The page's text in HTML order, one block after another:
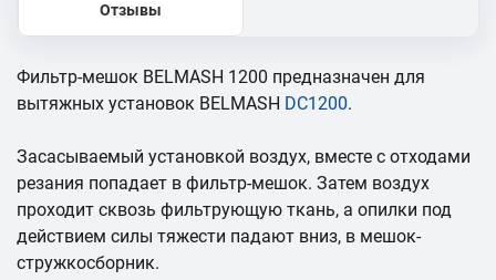
Отзывы
Фильтр-мешок BELMASH 1200 предназначен для
вытяжных установок BELMASH DC1200.
Засасываемый установкой воздух, вместе с отходами
резания попадает в фильтр-мешок. Затем воздух
проходит сквозь фильтрующую ткань, а опилки под
действием силы тяжести падают вниз, в мешок-
стружкосборник.